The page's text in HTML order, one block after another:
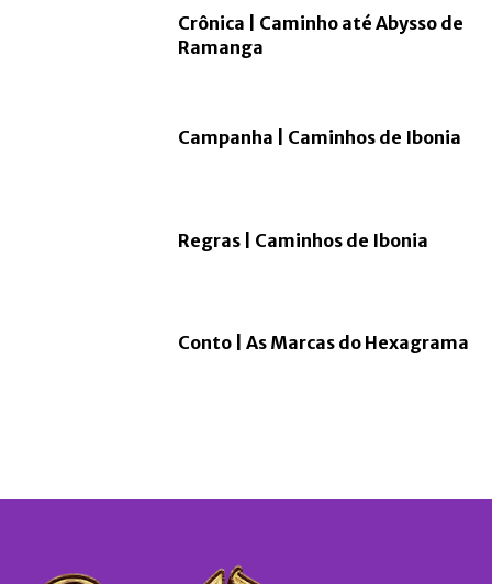
Crônica | Caminho até Abysso de
Ramanga
Campanha | Caminhos de Ibonia
Regras | Caminhos de Ibonia
Conto | As Marcas do Hexagrama